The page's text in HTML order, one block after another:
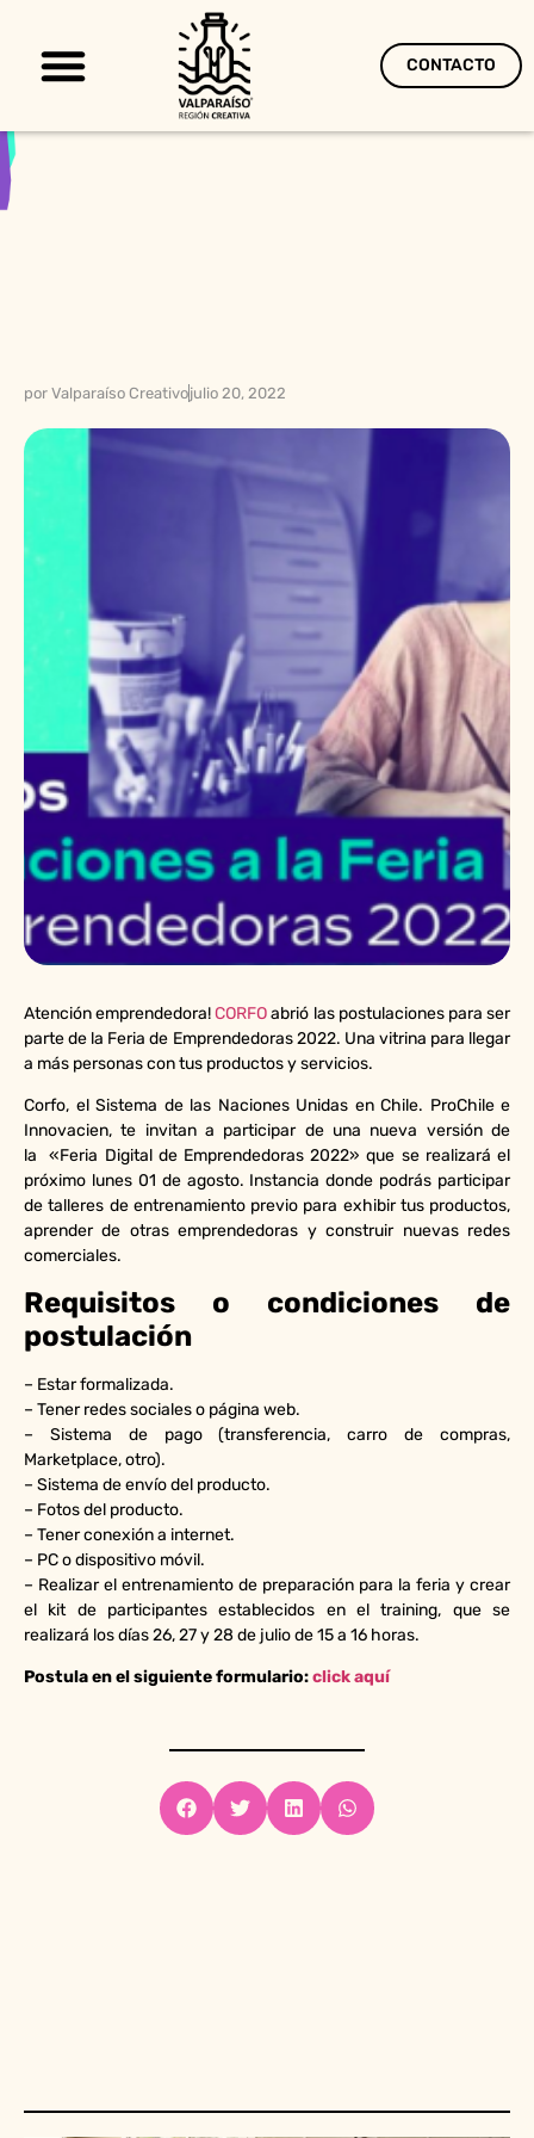
CONTACTO
por Valparaíso Creativojulio 20, 2022
Atención emprendedora!CORFOabrió las postulaciones para ser
parte de la Feria de Emprendedoras 2022. Una vitrina para llegar
a más personas con tus productos y servicios.
Corfo, el Sistema de las Naciones Unidas en Chile. ProChile e
Innovacien, te invitan a participar de una nueva versión de
la «Feria Digital de Emprendedoras 2022» que se realizará el
próximo lunes 01 de agosto. Instancia donde podrás participar
de talleres de entrenamiento previo para exhibir tus productos,
aprender de otras emprendedoras y construir nuevas redes
comerciales.
Requisitos o condiciones de
postulación
– Estar formalizada.
– Tener redes sociales o página web.
– Sistema de pago (transferencia, carro de compras,
Marketplace, otro).
– Sistema de envío del producto.
– Fotos del producto.
– Tener conexión a internet.
– PC o dispositivo móvil.
– Realizar el entrenamiento de preparación para la feria y crear
el kit de participantes establecidos en el training, que se
realizará los días 26, 27 y 28 de julio de 15 a 16 horas.
Postula en el siguiente formulario:click aquí